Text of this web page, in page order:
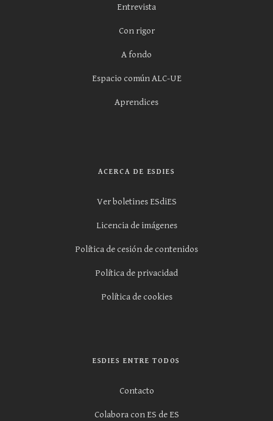
Entrevista
Con rigor
A fondo
Espacio común ALC-UE
Aprendices
ACERCA DE ESDIES
Ver boletines ESdiES
Licencia de imágenes
Política de cesión de contenidos
Política de privacidad
Política de cookies
ESDIES ENTRE TODOS
Contacto
Colabora con ES de ES